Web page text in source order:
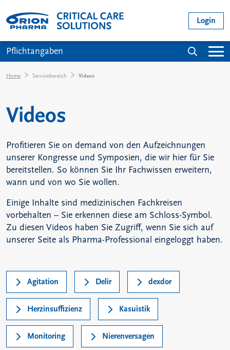
User
Login
Main navigation
Pflichtangaben Suche
Pfadnavigation
Home Servicebereich Videos
Videos
Profitieren Sie on demand von den Aufzeichnungen
unserer Kongresse und Symposien, die wir hier für Sie
bereitstellen. So können Sie Ihr Fachwissen erweitern,
wann und von wo Sie wollen.
Einige Inhalte sind medizinischen Fachkreisen
vorbehalten – Sie erkennen diese am Schloss-Symbol.
Zu diesen Videos haben Sie Zugriff, wenn Sie sich auf
unserer Seite als Pharma-Professional eingeloggt haben.
Agitation Delir dexdor
Herzinsuffizienz Kasuistik
Monitoring Nierenversagen